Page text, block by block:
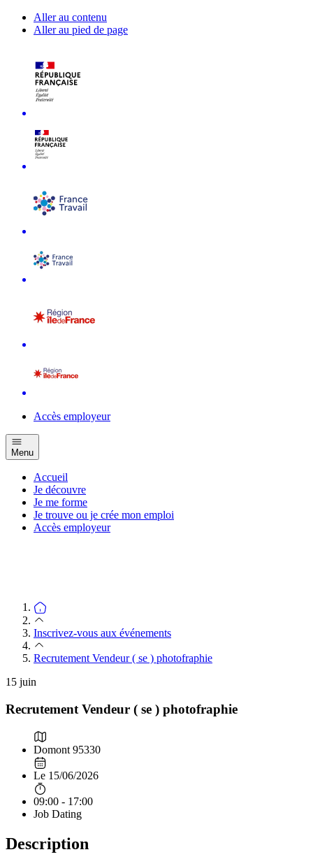
Aller au contenu
Aller au pied de page
Accès employeur
Menu
Accueil
Je découvre
Je me forme
Je trouve ou je crée mon emploi
Accès employeur
Inscrivez-vous aux événements
Recrutement Vendeur ( se ) photofraphie
15 juin
Recrutement Vendeur ( se ) photofraphie
Domont 95330
Le 15/06/2026
09:00 - 17:00
Job Dating
Description